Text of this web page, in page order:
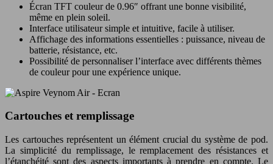
Écran TFT couleur de 0.96″ offrant une bonne visibilité,
même en plein soleil.
Interface utilisateur simple et intuitive, facile à utiliser.
Affichage des informations essentielles : puissance, niveau de
batterie, résistance, etc.
Possibilité de personnaliser l’interface avec différents thèmes
de couleur pour une expérience unique.
Cartouches et remplissage
Les cartouches représentent un élément crucial du système de pod.
La simplicité du remplissage, le remplacement des résistances et
l’étanchéité sont des aspects importants à prendre en compte. Le